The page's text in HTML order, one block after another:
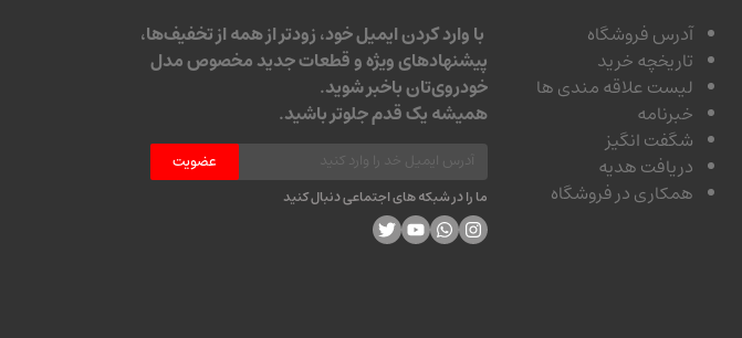
آدرس فروشگاه
تاریخچه خرید
لیست علاقه مندی ها
خبرنامه
شگفت انگیز
دریافت هدیه
همکاری در فروشگاه
با وارد کردن ایمیل خود، زودتر از همه از تخفیف‌ها،
پیشنهادهای ویژه و قطعات جدید مخصوص مدل
خودروی‌تان باخبر شوید.
همیشه یک قدم جلوتر باشید.
عضویت
ما را در شبکه های اجتماعی دنبال کنید